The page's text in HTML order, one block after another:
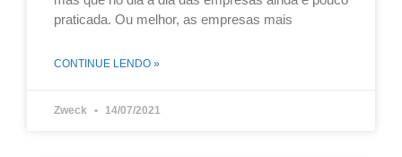
praticada. Ou melhor, as empresas mais
CONTINUE LENDO »
Zweck 14/07/2021